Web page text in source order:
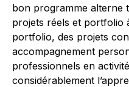
bon programme alterne
projets réels et
portfolio, des projets
accompagnement
professionnels en
considérablement